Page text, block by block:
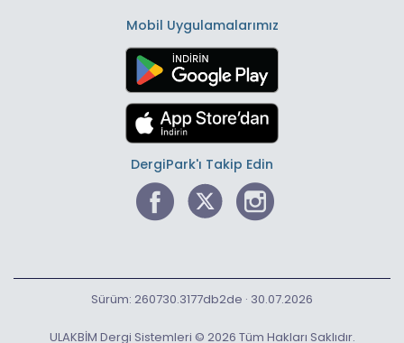
Mobil Uygulamalarımız
DergiPark'ı Takip Edin
ULAKBİM Dergi Sistemleri © 2026 Tüm Hakları Saklıdır.
Sürüm: 260730.3177db2de · 30.07.2026